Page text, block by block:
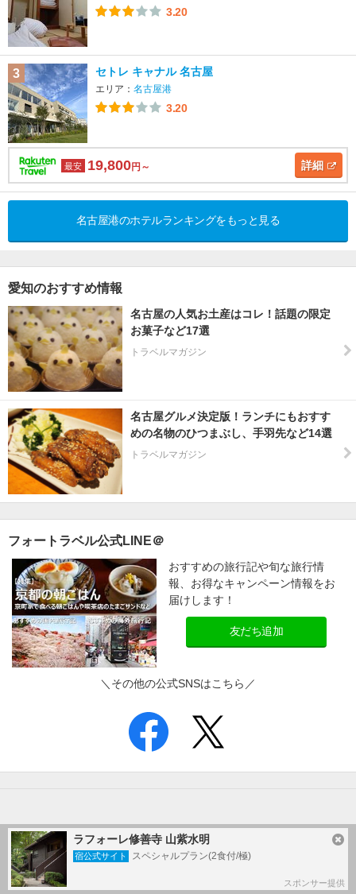
3.20
3 セトレ キャナル 名古屋
エリア： 名古屋港
3.20
最安 19,800円～ 詳細
名古屋港のホテルランキングをもっと見る
愛知のおすすめ情報
名古屋の人気お土産はコレ！話題の限定
お菓子など17選
トラベルマガジン
名古屋グルメ決定版！ランチにもおすす
めの名物のひつまぶし、手羽先など14選
トラベルマガジン
フォートラベル公式LINE＠
おすすめの旅行記や旬な旅行情
報、お得なキャンペーン情報をお
届けします！
友だち追加
＼その他の公式SNSはこちら／
ラフォーレ修善寺 山紫水明
宿公式サイト スペシャルプラン(2食付/極)
スポンサー提供